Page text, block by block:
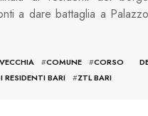
a dare battaglia a Palazzo
#COMUNE #CORSO
RESIDENTI BARI #ZTL BARI